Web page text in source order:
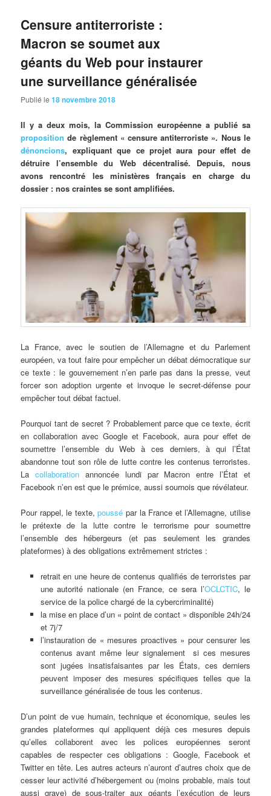
Censure antiterroriste :
Macron se soumet aux
géants du Web pour instaurer
une surveillance généralisée
Publié le18 novembre 2018
Il y a deux mois, la Commission européenne a publié sa
proposition de règlement « censure antiterroriste ». Nous le
dénoncions, expliquant que ce projet aura pour effet de
détruire l’ensemble du Web décentralisé. Depuis, nous
avons rencontré les ministères français en charge du
dossier : nos craintes se sont amplifiées.
La France, avec le soutien de l’Allemagne et du Parlement
européen, va tout faire pour empêcher un débat démocratique sur
ce texte : le gouvernement n’en parle pas dans la presse, veut
forcer son adoption urgente et invoque le secret-défense pour
empêcher tout débat factuel.
Pourquoi tant de secret ? Probablement parce que ce texte, écrit
en collaboration avec Google et Facebook, aura pour effet de
soumettre l’ensemble du Web à ces derniers, à qui l’État
abandonne tout son rôle de lutte contre les contenus terroristes.
La collaborationannoncée lundi par Macron entre l’État et
Facebook n’en est que le prémice, aussi sournois que révélateur.
Pour rappel, le texte,poussé par la France et l’Allemagne, utilise
le prétexte de la lutte contre le terrorisme pour soumettre
l’ensemble des hébergeurs (et pas seulement les grandes
plateformes) à des obligations extrêmement strictes :
retrait en une heure de contenus qualifiés de terroristes par
une autorité nationale (en France, ce sera l’OCLCTIC, le
service de la police chargé de la cybercriminalité)
la mise en place d’un « point de contact » disponible 24h/24
et 7j/7
l’instauration de « mesures proactives » pour censurer les
contenus avant même leur signalement si ces mesures
sont jugées insatisfaisantes par les États, ces derniers
peuvent imposer des mesures spécifiques telles que la
surveillance généralisée de tous les contenus.
D’un point de vue humain, technique et économique, seules les
grandes plateformes qui appliquent déjà ces mesures depuis
qu’elles collaborent avec les polices européennes seront
capables de respecter ces obligations : Google, Facebook et
Twitter en tête. Les autres acteurs n’auront d’autres choix que de
cesser leur activité d’hébergement ou (moins probable, mais tout
aussi grave) de sous-traiter aux géants l’exécution de leurs